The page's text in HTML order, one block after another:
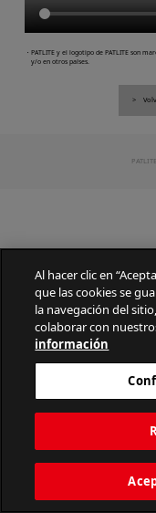
・PATLITE y el logotipo de PATLITE son
y/o en otros países.
Al hacer clic en
que las cookies se
la navegación del
colaborar con
información